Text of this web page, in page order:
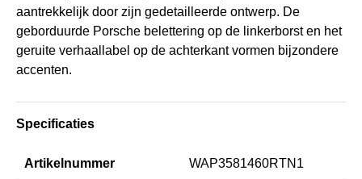
aantrekkelijk door zijn gedetailleerde ontwerp. De
geborduurde Porsche belettering op de linkerborst en het
geruite verhaallabel op de achterkant vormen bijzondere
accenten.
Specificaties
Artikelnummer WAP3581460RTN1